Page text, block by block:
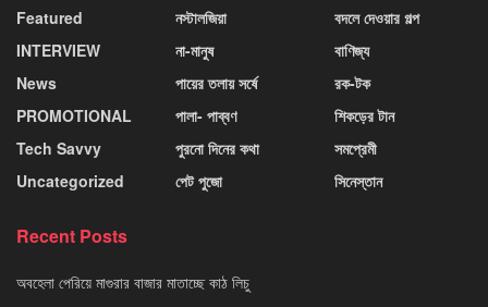
Featured
INTERVIEW
News
PROMOTIONAL
Tech Savvy
Uncategorized
নস্টালজিয়া
না-মানুষ
পায়ের তলায় সর্ষে
পালা- পাব্বণ
পুরনো দিনের কথা
পেট পুজো
বদলে দেওয়ার গল্প
বাণিজ্য
রক-টক
শিকড়ের টান
সমপ্রেমী
সিনেস্তান
Recent Posts
অবহেলা পেরিয়ে মাগুরার বাজার মাতাচ্ছে কাঠ লিচু